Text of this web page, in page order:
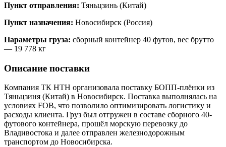
Пункт отправления: Тяньцзинь (Китай)
Пункт назначения: Новосибирск (Россия)
Параметры груза: сборный контейнер 40 футов, вес брутто
— 19 778 кг
Описание поставки
Компания ТК НТН организовала поставку БОПП-плёнки из
Тяньцзиня (Китай) в Новосибирск. Поставка выполнялась на
условиях FOB, что позволило оптимизировать логистику и
расходы клиента. Груз был отгружен в составе сборного 40-
футового контейнера, прошёл морскую перевозку до
Владивостока и далее отправлен железнодорожным
транспортом до Новосибирска.